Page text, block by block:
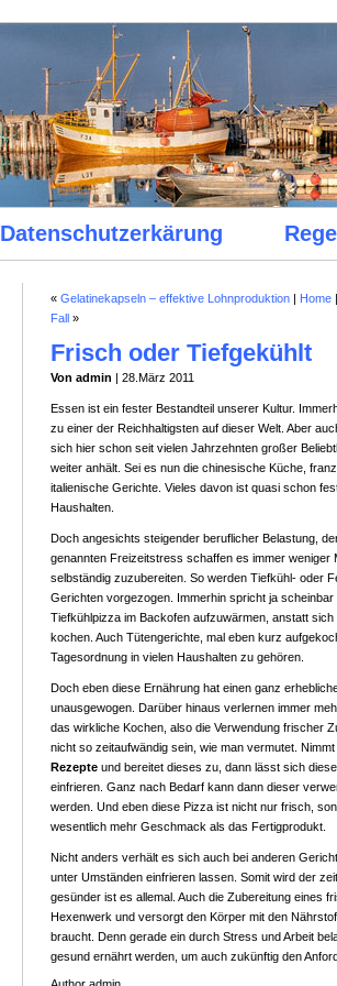
Datenschutzerkärung
« Gelatinekapseln – effektive Lohnproduktion | Home |
Fall »
Frisch oder Tiefgekühlt
Von admin | 28.März 2011
Essen ist ein fester Bestandteil unserer Kultur.
zu einer der Reichhaltigsten auf dieser Welt. Aber
sich hier schon seit vielen Jahrzehnten großer
weiter anhält. Sei es nun die chinesische Küche,
italienische Gerichte. Vieles davon ist quasi schon
Haushalten.
Doch angesichts steigender beruflicher Belastung,
genannten Freizeitstress schaffen es immer weniger
selbständig zuzubereiten. So werden Tiefkühl- oder
Gerichten vorgezogen. Immerhin spricht ja
Tiefkühlpizza im Backofen aufzuwärmen, anstatt
kochen. Auch Tütengerichte, mal eben kurz
Tagesordnung in vielen Haushalten zu gehören.
Doch eben diese Ernährung hat einen ganz
unausgewogen. Darüber hinaus verlernen immer
das wirkliche Kochen, also die Verwendung frischer
nicht so zeitaufwändig sein, wie man vermutet.
Rezepte und bereitet dieses zu, dann lässt sich
einfrieren. Ganz nach Bedarf kann dann dieser
werden. Und eben diese Pizza ist nicht nur frisch,
wesentlich mehr Geschmack als das Fertigprodukt.
Nicht anders verhält es sich auch bei anderen
unter Umständen einfrieren lassen. Somit wird der
gesünder ist es allemal. Auch die Zubereitung eines
Hexenwerk und versorgt den Körper mit den
braucht. Denn gerade ein durch Stress und Arbeit
gesund ernährt werden, um auch zukünftig den